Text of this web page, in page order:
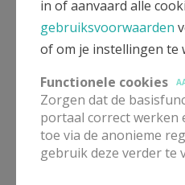
hiervan wordt nog
-vrijdagnamiddag 14.00 u.
Kom gerust een keertje
frisdrank zijn, én er zullen
wie jij er toe doet. Die
kennen en zich aandachtig
laten bewegen!
Ook buiten deze uren ben
in of aanvaard alle
gebruiksvoorwaarden
of om je instellingen te
Functionele cookies
Zorgen dat de
portaal correct werken
toe via de anonieme
gebruik deze verder te